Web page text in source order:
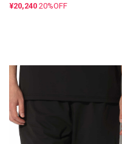
¥20,240 20%OFF